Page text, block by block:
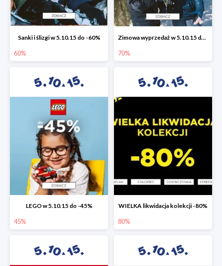
Sanki i ślizgi w 5.10.15 do -60%
60%
Zimowa wyprzedaż w 5.10.15 do -70%
70%
LEGO w 5.10.15 do -45%
45%
WIELKA likwidacja kolekcji -80%
80%